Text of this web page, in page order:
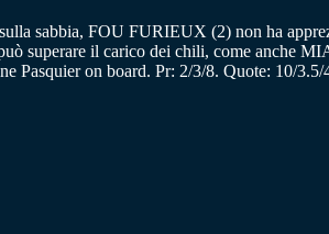
sabbia, FOU FURIEUX (2) non ha
superare il carico dei chili, come anche
Pasquier on board. Pr: 2/3/8. Quote: 10/